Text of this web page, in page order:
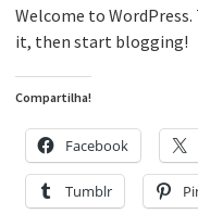
A construção da
Welcome to
it, then start blogging!
Compartilha!
Facebook
Tumblr